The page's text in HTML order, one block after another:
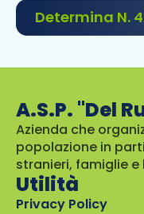
Determina N.
A.S.P. "Del
Azienda che
popolazione in
stranieri, famiglie e
Utilità
Privacy Policy